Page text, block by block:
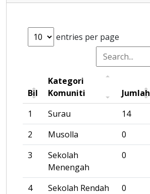
entries per page
Bil
Kategori
Komuniti
Jumlah
1
Surau
14
2
Musolla
0
3
Sekolah
Menengah
0
4 Sekolah Rendah
0